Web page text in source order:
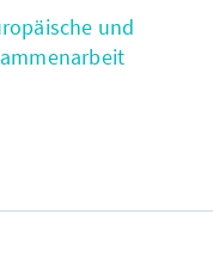
und